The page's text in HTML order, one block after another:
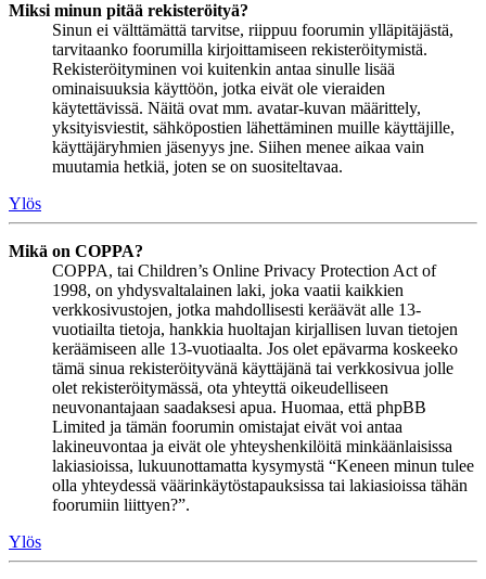
Miksi minun pitää rekisteröityä?
Sinun ei välttämättä tarvitse, riippuu foorumin ylläpitäjästä,
tarvitaanko foorumilla kirjoittamiseen rekisteröitymistä.
Rekisteröityminen voi kuitenkin antaa sinulle lisää
ominaisuuksia käyttöön, jotka eivät ole vieraiden
käytettävissä. Näitä ovat mm. avatar-kuvan määrittely,
yksityisviestit, sähköpostien lähettäminen muille käyttäjille,
käyttäjäryhmien jäsenyys jne. Siihen menee aikaa vain
muutamia hetkiä, joten se on suositeltavaa.
Ylös
Mikä on COPPA?
COPPA, tai Children’s Online Privacy Protection Act of
1998, on yhdysvaltalainen laki, joka vaatii kaikkien
verkkosivustojen, jotka mahdollisesti keräävät alle 13-
vuotiailta tietoja, hankkia huoltajan kirjallisen luvan tietojen
keräämiseen alle 13-vuotiaalta. Jos olet epävarma koskeeko
tämä sinua rekisteröityvänä käyttäjänä tai verkkosivua jolle
olet rekisteröitymässä, ota yhteyttä oikeudelliseen
neuvonantajaan saadaksesi apua. Huomaa, että phpBB
Limited ja tämän foorumin omistajat eivät voi antaa
lakineuvontaa ja eivät ole yhteyshenkilöitä minkäänlaisissa
lakiasioissa, lukuunottamatta kysymystä “Keneen minun tulee
olla yhteydessä väärinkäytöstapauksissa tai lakiasioissa tähän
foorumiin liittyen?”.
Ylös